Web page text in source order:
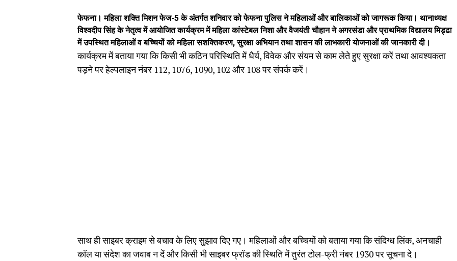
फेफना। महिला शक्ति मिशन फेज-5 के अंतर्गत शनिवार को फेफना पुलिस ने महिलाओं और बालिकाओं को जागरूक किया। थानाध्यक्ष
विश्वदीप सिंह के नेतृत्व में आयोजित कार्यक्रम में महिला कांस्टेबल निशा और वैजयंती चौहान ने अगरसंडा और प्राथमिक विद्यालय मिड्ढा
में उपस्थित महिलाओं व बच्चियों को महिला सशक्तिकरण, सुरक्षा अभियान तथा शासन की लाभकारी योजनाओं की जानकारी दी।
कार्यक्रम में बताया गया कि किसी भी कठिन परिस्थिति में धैर्य, विवेक और संयम से काम लेते हुए सुरक्षा करें तथा आवश्यकता
पड़ने पर हेल्पलाइन नंबर 112, 1076, 1090, 102 और 108 पर संपर्क करें।
साथ ही साइबर क्राइम से बचाव के लिए सुझाव दिए गए। महिलाओं और बच्चियों को बताया गया कि संदिग्ध लिंक, अनचाही
कॉल या संदेश का जवाब न दें और किसी भी साइबर फ्रॉड की स्थिति में तुरंत टोल-फ्री नंबर 1930 पर सूचना दे।